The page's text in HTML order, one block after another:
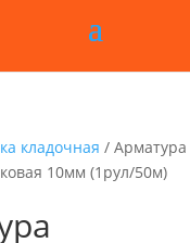
кладочная / Арматура
10мм (1рул/50м)